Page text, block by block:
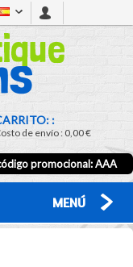
:
de envío :0,00 €
promocional:AAA
MENÚ